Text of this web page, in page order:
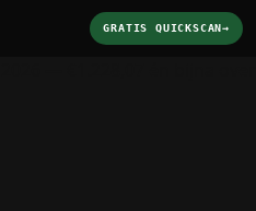
GRATIS QUICKSCAN→